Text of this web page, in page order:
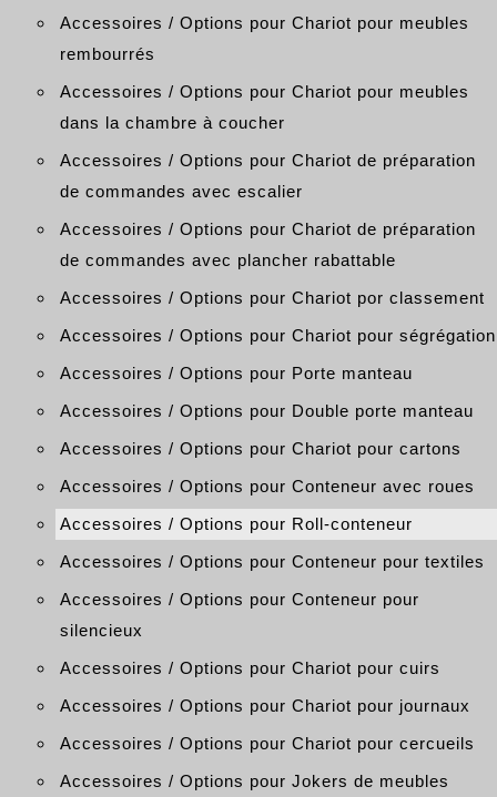
Accessoires / Options pour Chariot pour meubles
rembourrés
Accessoires / Options pour Chariot pour meubles
dans la chambre à coucher
Accessoires / Options pour Chariot de préparation
de commandes avec escalier
Accessoires / Options pour Chariot de préparation
de commandes avec plancher rabattable
Accessoires / Options pour Chariot por classement
Accessoires / Options pour Chariot pour ségrégation
Accessoires / Options pour Porte manteau
Accessoires / Options pour Double porte manteau
Accessoires / Options pour Chariot pour cartons
Accessoires / Options pour Conteneur avec roues
Accessoires / Options pour Roll-conteneur
Accessoires / Options pour Conteneur pour textiles
Accessoires / Options pour Conteneur pour
silencieux
Accessoires / Options pour Chariot pour cuirs
Accessoires / Options pour Chariot pour journaux
Accessoires / Options pour Chariot pour cercueils
Accessoires / Options pour Jokers de meubles